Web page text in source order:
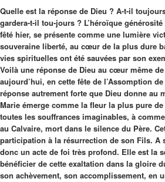
Quelle est la réponse de Dieu ? A-t-il
gardera-t-il tou-jours ? L’héroïque
fêté hier, se présente comme une lumière
souveraine liberté, au cœur de la plus dure
vies spirituelles ont été sauvées par son
Voilà une réponse de Dieu au cœur même
aujourd’hui, en cette fête de l’Assomption
réponse autrement forte que Dieu donne au
Marie émerge comme la fleur la plus pure
toutes les souffrances imaginables, à
au Calvaire, mort dans le silence du Père.
participation à la résurrection de son Fils. A
donc un acte de foi très profond. Elle est la
bénéficier de cette exaltation dans la gloire
son achèvement, son accomplissement, en